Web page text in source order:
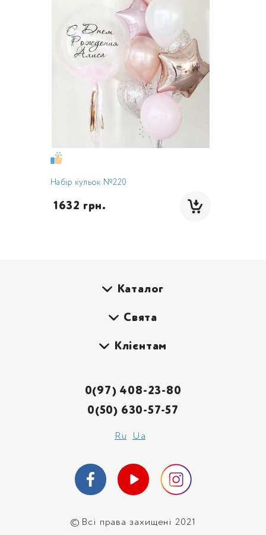
Набір кульок №220
1632 грн.
©Всі права захищені 2021
Каталог
Свята
Клієнтам
0(97) 408-23-80
0(50) 630-57-57
Ru Ua